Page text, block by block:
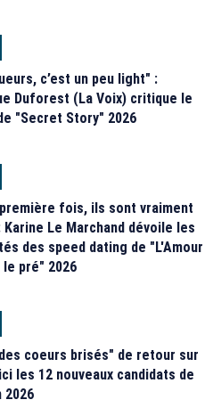
c’est un peu light" :
Duforest (La Voix) critique le
"Secret Story" 2026
fois, ils sont vraiment
Le Marchand dévoile les
des speed dating de "L'Amour
pré" 2026
coeurs brisés" de retour sur
les 12 nouveaux candidats de
2026